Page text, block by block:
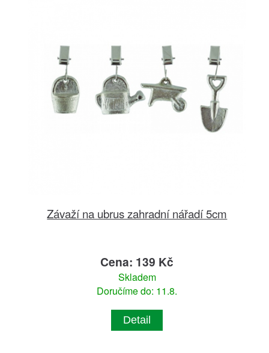
Závaží na ubrus zahradní nářadí 5cm
Cena: 139 Kč
Skladem
Doručíme do: 11.8.
Detail